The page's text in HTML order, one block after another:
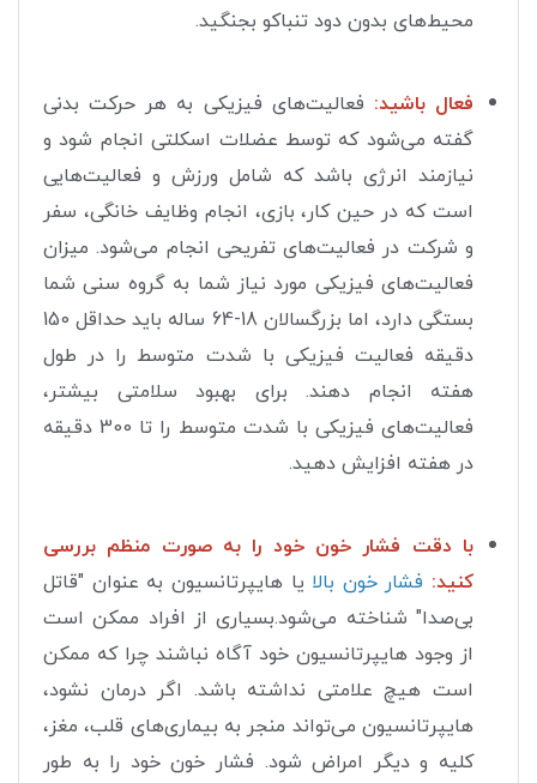
محیط‌های بدون دود تنباکو بجنگید.
فعال باشید: فعالیت‌های فیزیکی به هر حرکت بدنی
گفته می‌شود که توسط عضلات اسکلتی انجام شود و
نیازمند انرژی باشد که شامل ورزش و فعالیت‌هایی
است که در حین کار، بازی، انجام وظایف خانگی، سفر
و شرکت در فعالیت‌های تفریحی انجام می‌شود. میزان
فعالیت‌های فیزیکی مورد نیاز شما به گروه سنی شما
بستگی دارد، اما بزرگسالان 18-64 ساله باید حداقل 150
دقیقه فعالیت فیزیکی با شدت متوسط را در طول
هفته انجام دهند. برای بهبود سلامتی بیشتر،
فعالیت‌های فیزیکی با شدت متوسط را تا 300 دقیقه
در هفته افزایش دهید.
با دقت فشار خون خود را به صورت منظم بررسی
کنید: فشار خون بالا یا هایپرتانسیون به عنوان "قاتل
بی‌صدا" شناخته می‌شود.بسیاری از افراد ممکن است
از وجود هایپرتانسیون خود آگاه نباشند چرا که ممکن
است هیچ علامتی نداشته باشد. اگر درمان نشود،
هایپرتانسیون می‌تواند منجر به بیماری‌های قلب، مغز،
کلیه و دیگر امراض شود. فشار خون خود را به طور